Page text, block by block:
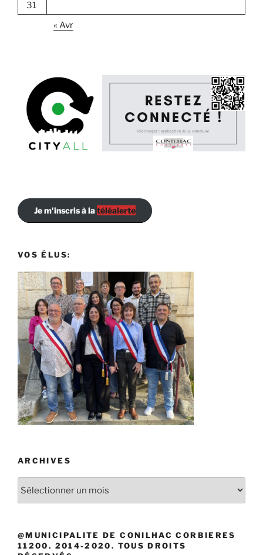
31
« Avr
Je m'inscris à latéléalerte
VOS ÉLUS:
ARCHIVES
@MUNICIPALITE DE CONILHAC CORBIERES
11200. 2014-2020. TOUS DROITS